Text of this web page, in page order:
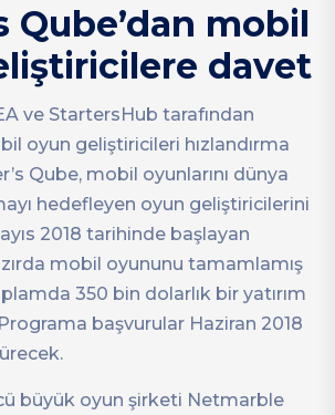
Qube’dan mobil
davet
ve StartersHub tarafından
oyun geliştiricileri hızlandırma
Qube, mobil oyunlarını dünya
hedefleyen oyun geliştiricilerini
2018 tarihinde başlayan
mobil oyununu tamamlamış
350 bin dolarlık bir yatırım
başvurular Haziran 2018
büyük oyun şirketi Netmarble